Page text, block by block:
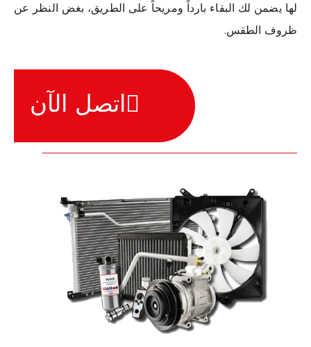
لها يضمن لك البقاء بارداً ومريحاً على الطريق، بغض النظر عن
ظروف الطقس.
اتصل الآن